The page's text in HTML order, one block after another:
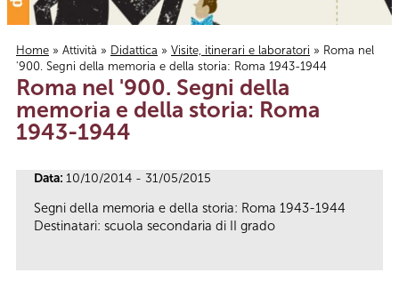
Tu sei qui
Home » Attività » Didattica » Visite, itinerari e laboratori » Roma nel
'900. Segni della memoria e della storia: Roma 1943-1944
Roma nel '900. Segni della
memoria e della storia: Roma
1943-1944
Data: 10/10/2014 - 31/05/2015
Segni della memoria e della storia: Roma 1943-1944
Destinatari: scuola secondaria di II grado